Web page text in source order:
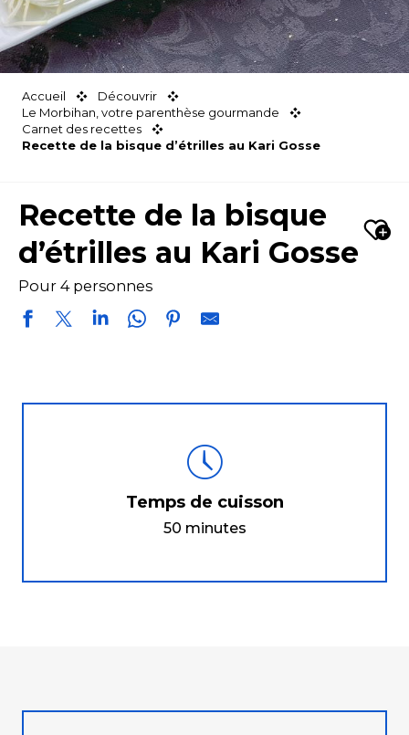
Accueil
Découvrir
Le Morbihan, votre parenthèse gourmande
Carnet des recettes
Recette de la bisque d’étrilles au Kari Gosse
Recette de la bisque
d’étrilles au Kari Gosse
Pour 4 personnes
Temps de cuisson
50 minutes